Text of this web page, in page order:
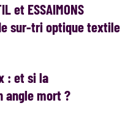
et ESSAIMONS
sur-tri optique textile
: et si la
angle mort ?